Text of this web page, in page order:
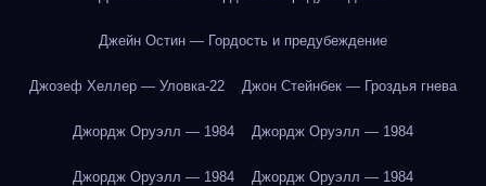
Джейн Остин — Гордость и предубеждение
Джозеф Хеллер — Уловка-22 Джон Стейнбек — Гроздья гнева
Джордж Оруэлл — 1984 Джордж Оруэлл — 1984
Джордж Оруэлл — 1984 Джордж Оруэлл — 1984